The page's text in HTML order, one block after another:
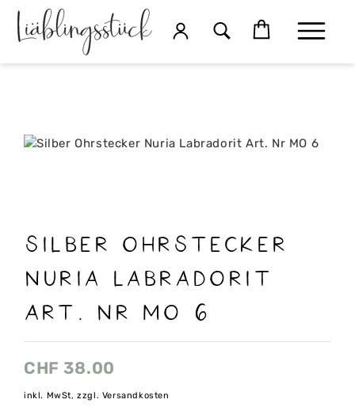
Silber Ohrstecker
Nuria Labradorit
Art. Nr MO 6
CHF 38.00
inkl. MwSt, zzgl. Versandkosten